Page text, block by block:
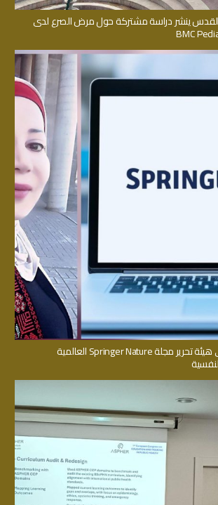
ينشر دراسة مشتركة حول مرض الصرع لدى
انضمام د. منى حميد إلى هيئة تحرير مجلة Springer Nature العالمية